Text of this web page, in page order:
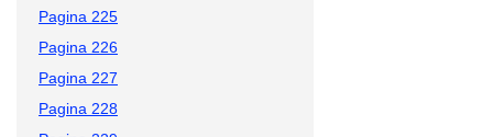
Pagina 225
Pagina 226
Pagina 227
Pagina 228